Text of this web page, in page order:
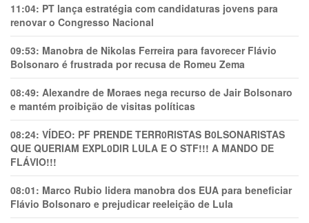
11:04: PT lança estratégia com candidaturas jovens para
renovar o Congresso Nacional
09:53: Manobra de Nikolas Ferreira para favorecer Flávio
Bolsonaro é frustrada por recusa de Romeu Zema
08:49: Alexandre de Moraes nega recurso de Jair Bolsonaro
e mantém proibição de visitas políticas
08:24: VÍDEO: PF PRENDE TERR0RlSTAS B0LSONARlSTAS
QUE QUERIAM EXPL0DlR LULA E O STF!!! A MANDO DE
FLÁVIO!!!
08:01: Marco Rubio lidera manobra dos EUA para beneficiar
Flávio Bolsonaro e prejudicar reeleição de Lula